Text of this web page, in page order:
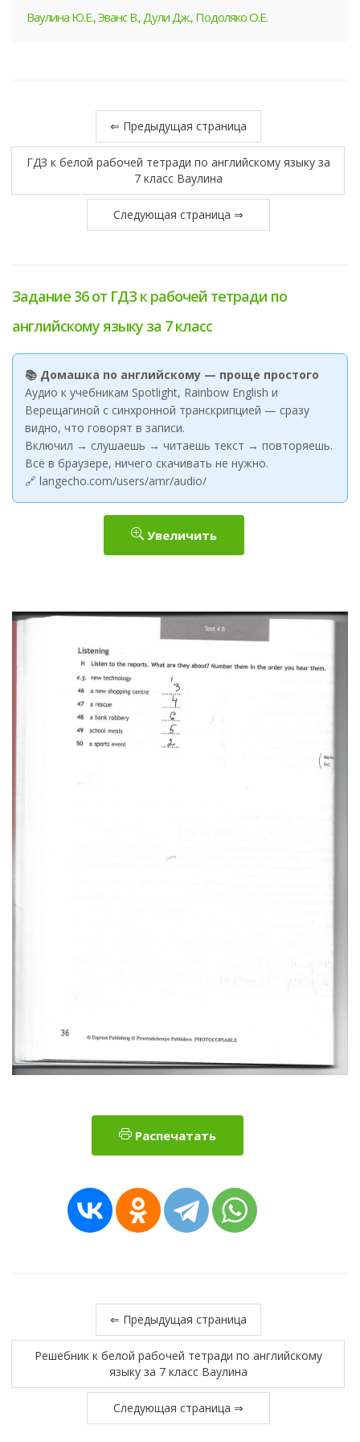
Ваулина Ю.Е., Эванс В., Дули Дж., Подоляко О.Е.
⇐ Предыдущая страница
ГДЗ к белой рабочей тетради по английскому языку за
7 класс Ваулина
Следующая страница ⇒
Задание 36 от ГДЗ к рабочей тетради по
английскому языку за 7 класс
📚 Домашка по английскому — проще простого
Аудио к учебникам Spotlight, Rainbow English и
Верещагиной с синхронной транскрипцией — сразу
видно, что говорят в записи.
Включил → слушаешь → читаешь текст → повторяешь.
Всё в браузере, ничего скачивать не нужно.
🔗 langecho.com/users/amr/audio/
Увеличить
Распечатать
⇐ Предыдущая страница
Решебник к белой рабочей тетради по английскому
языку за 7 класс Ваулина
Следующая страница ⇒